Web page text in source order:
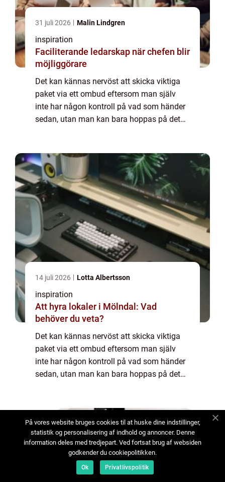
31 juli 2026 Malin Lindgren
inspiration
Faciliterande ledarskap när chefen blir
möjliggörare
Det kan kännas nervöst att skicka viktiga
paket via ett ombud eftersom man själv
inte har någon kontroll på vad som händer
sedan, utan man kan bara hoppas på det
14 juli 2026 Lotta Albertsson
inspiration
Att hyra lokaler i Mölndal: Vad
behöver du veta?
Det kan kännas nervöst att skicka viktiga
paket via ett ombud eftersom man själv
inte har någon kontroll på vad som händer
sedan, utan man kan bara hoppas på det
På vores website bruges cookies til at huske dine indstillinger,
statistik og personalisering af indhold og annoncer. Denne
information deles med tredjepart. Ved fortsat brug af websiden
godkender du cookiepolitikken.
Ok Privatlivspolitik